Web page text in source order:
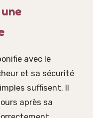
avec le
et sa sécurité
suffisent. Il
après sa